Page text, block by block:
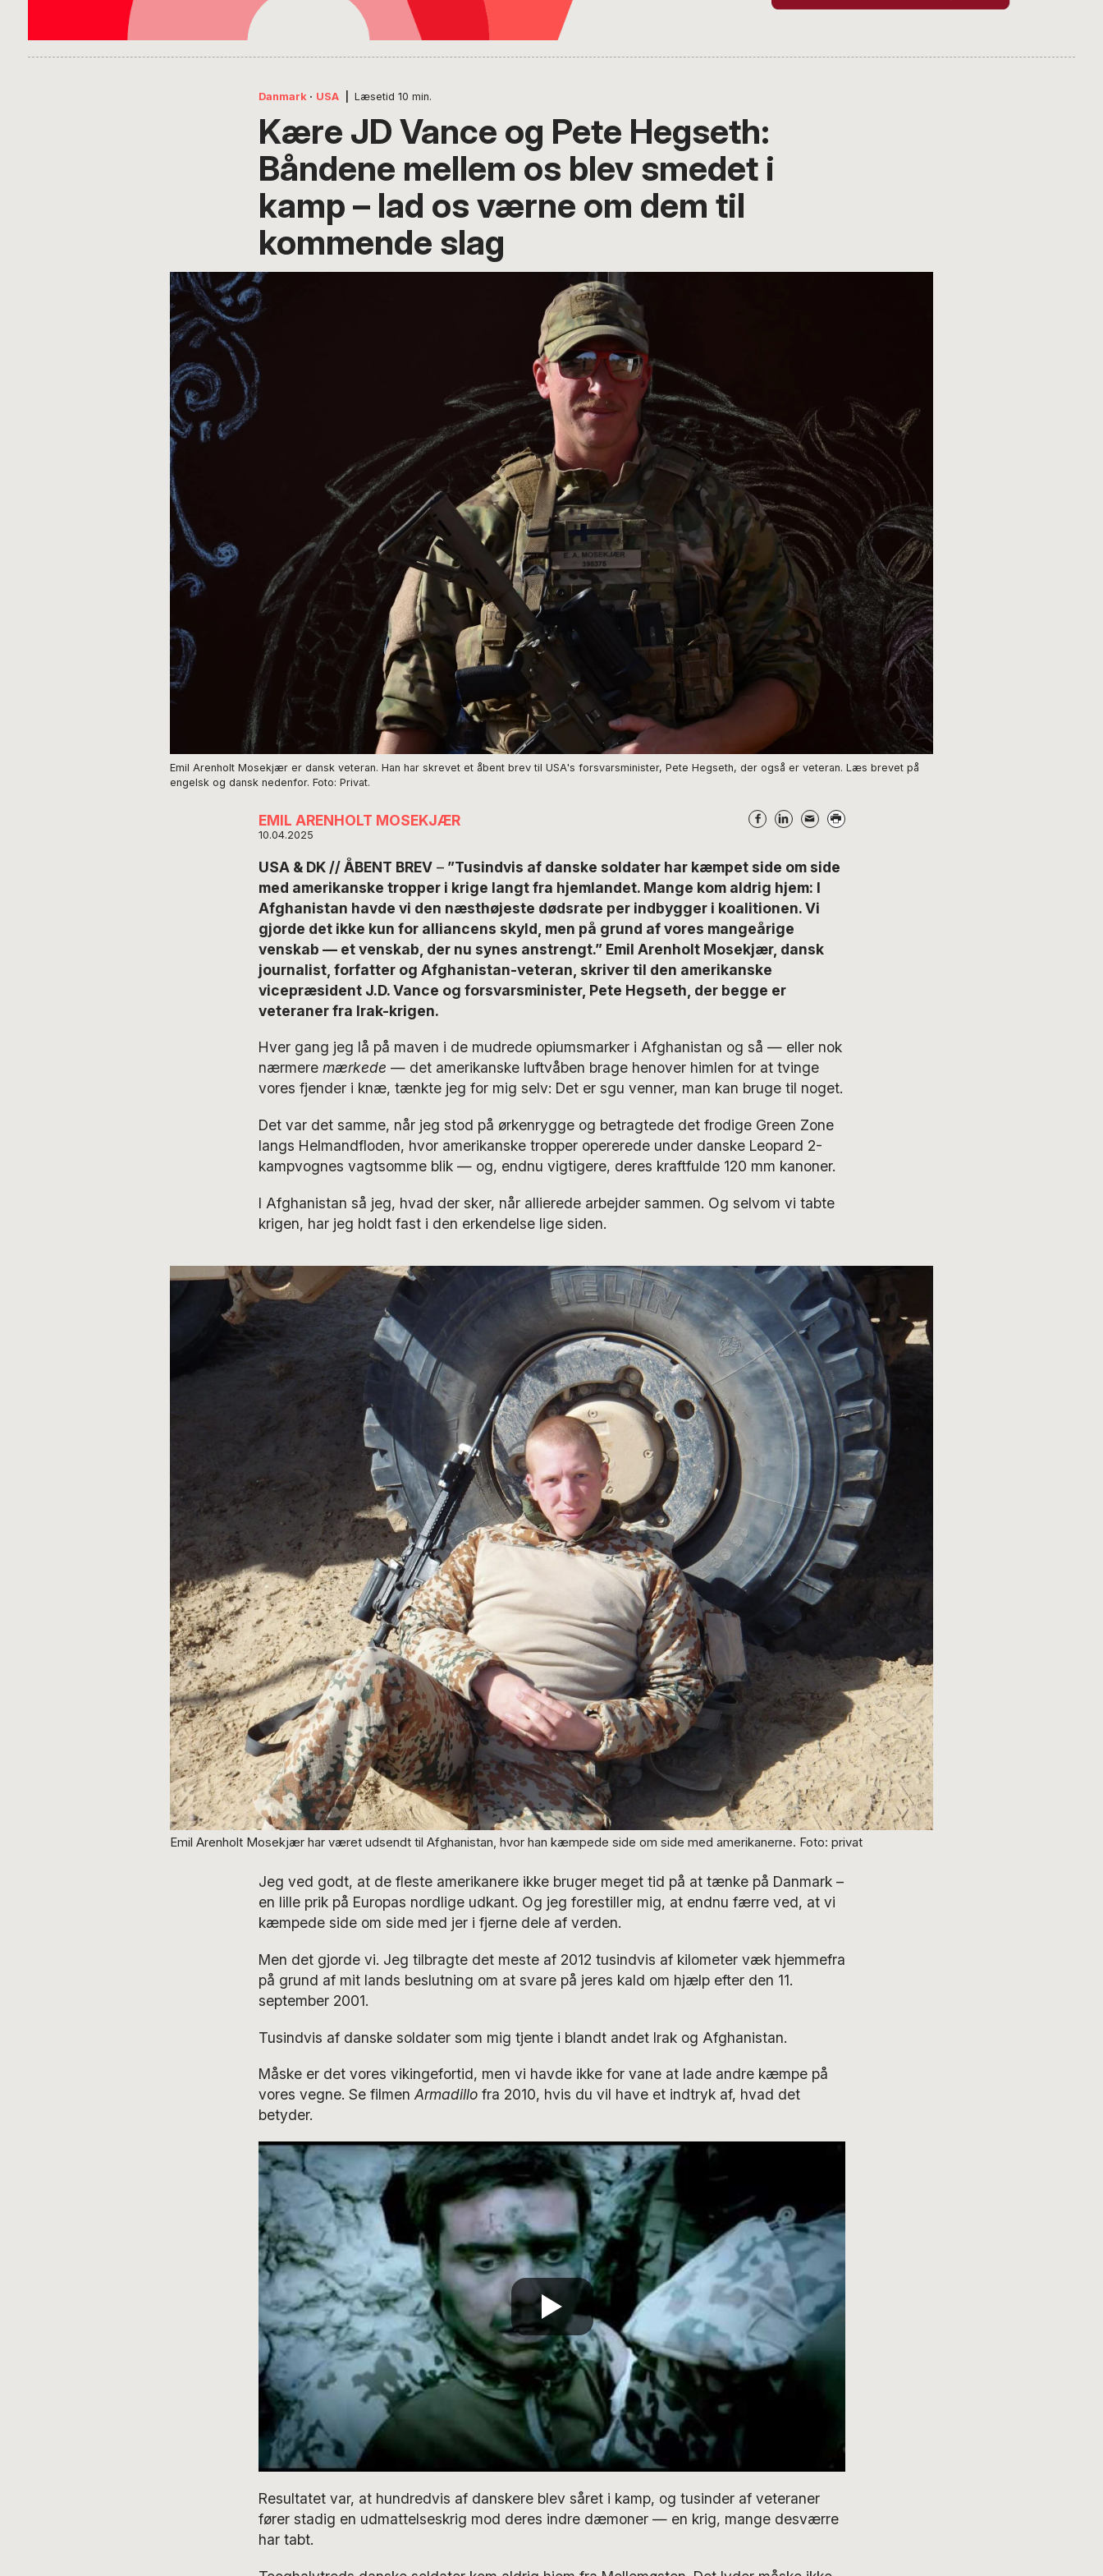
Danmark · USA Læsetid 10 min.
Kære JD Vance og Pete Hegseth:
Båndene mellem os blev smedet i
kamp – lad os værne om dem til
kommende slag
Emil Arenholt Mosekjær er dansk veteran. Han har skrevet et åbent brev til USA's forsvarsminister, Pete Hegseth, der også er veteran. Læs brevet på
engelsk og dansk nedenfor. Foto: Privat.
EMIL ARENHOLT MOSEKJÆR
10.04.2025
USA & DK // ÅBENT BREV–”Tusindvis af danske soldater har kæmpet side om side
med amerikanske tropper i krige langt fra hjemlandet. Mange kom aldrig hjem: I
Afghanistan havde vi den næsthøjeste dødsrate per indbygger i koalitionen. Vi
gjorde det ikke kun for alliancens skyld, men på grund af vores mangeårige
venskab — et venskab, der nu synes anstrengt.” Emil Arenholt Mosekjær, dansk
journalist, forfatter og Afghanistan-veteran, skriver til den amerikanske
vicepræsident J.D. Vance og forsvarsminister, Pete Hegseth, der begge er
veteraner fra Irak-krigen.
Hver gang jeg lå på maven i de mudrede opiumsmarker i Afghanistan og så — eller nok
nærmere mærkede — det amerikanske luftvåben brage henover himlen for at tvinge
vores fjender i knæ, tænkte jeg for mig selv: Det er sgu venner, man kan bruge til noget.
Det var det samme, når jeg stod på ørkenrygge og betragtede det frodige Green Zone
langs Helmandfloden, hvor amerikanske tropper opererede under danske Leopard 2-
kampvognes vagtsomme blik — og, endnu vigtigere, deres kraftfulde 120 mm kanoner.
I Afghanistan så jeg, hvad der sker, når allierede arbejder sammen. Og selvom vi tabte
krigen, har jeg holdt fast i den erkendelse lige siden.
Emil Arenholt Mosekjær har været udsendt til Afghanistan, hvor han kæmpede side om side med amerikanerne. Foto: privat
Jeg ved godt, at de fleste amerikanere ikke bruger meget tid på at tænke på Danmark –
en lille prik på Europas nordlige udkant. Og jeg forestiller mig, at endnu færre ved, at vi
kæmpede side om side med jer i fjerne dele af verden.
Men det gjorde vi. Jeg tilbragte det meste af 2012 tusindvis af kilometer væk hjemmefra
på grund af mit lands beslutning om at svare på jeres kald om hjælp efter den 11.
september 2001.
Tusindvis af danske soldater som mig tjente i blandt andet Irak og Afghanistan.
Måske er det vores vikingefortid, men vi havde ikke for vane at lade andre kæmpe på
vores vegne. Se filmenArmadillofra 2010, hvis du vil have et indtryk af, hvad det
betyder.
Resultatet var, at hundredvis af danskere blev såret i kamp, og tusinder af veteraner
fører stadig en udmattelseskrig mod deres indre dæmoner — en krig, mange desværre
har tabt.